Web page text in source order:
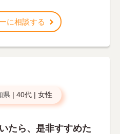
に相談する
県 | 40代 | 女性
たら、是非すすめた